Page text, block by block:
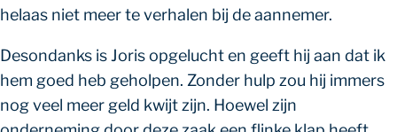
helaas niet meer te verhalen bij de aannemer.
Desondanks is Joris opgelucht en geeft hij aan dat ik
hem goed heb geholpen. Zonder hulp zou hij immers
nog veel meer geld kwijt zijn. Hoewel zijn